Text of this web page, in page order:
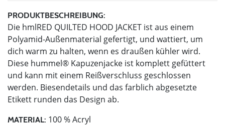
PRODUKTBESCHREIBUNG:
Die hmlRED QUILTED HOOD JACKET ist aus einem
Polyamid-Außenmaterial gefertigt, und wattiert, um
dich warm zu halten, wenn es draußen kühler wird.
Diese hummel® Kapuzenjacke ist komplett gefüttert
und kann mit einem Reißverschluss geschlossen
werden. Biesendetails und das farblich abgesetzte
Etikett runden das Design ab.
MATERIAL: 100 % Acryl